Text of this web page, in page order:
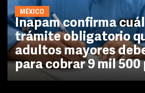
MÉXICO
Inapam confirma
trámite obligatorio
adultos mayores
para cobrar 9 mil 500